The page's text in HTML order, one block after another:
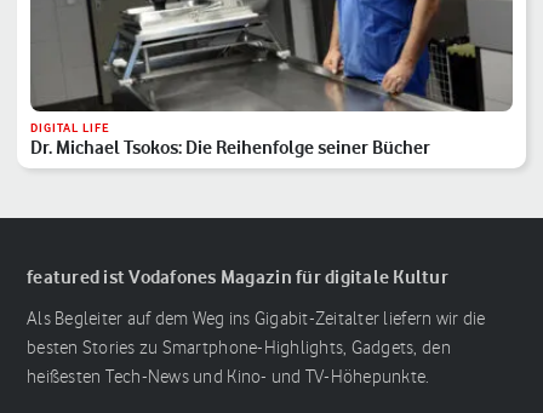
DIGITAL LIFE
Dr. Michael Tsokos: Die Reihenfolge seiner Bücher
featured ist Vodafones Magazin für digitale Kultur
Als Begleiter auf dem Weg ins Gigabit-Zeitalter liefern wir die
besten Stories zu Smartphone-Highlights, Gadgets, den
heißesten Tech-News und Kino- und TV-Höhepunkte.